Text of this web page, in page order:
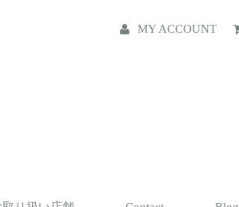
MY ACCOUNT